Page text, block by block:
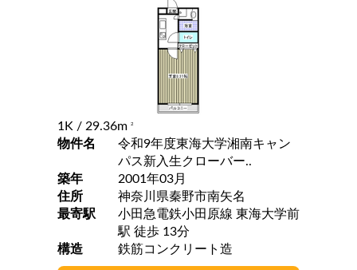
1K / 29.36m 2
物件名
令和9年度東海大学湘南キャン
パス新入生クローバー..
築年
2001年03月
住所
神奈川県秦野市南矢名
最寄駅
小田急電鉄小田原線 東海大学前
駅 徒歩 13分
構造
鉄筋コンクリート造